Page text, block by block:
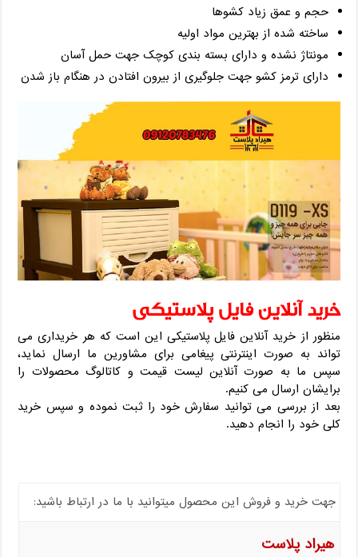
حجم و عمق زیاد کشوها
ساخته شده از بهترین مواد اولیه
مونتاژ نشده و دارای بسته بندی کوچک جهت حمل آسان
دارای ترمز کشو جهت جلوگیری از بیرون افتادن در هنگام باز شدن
خرید آنلاین فایل پلاستیکی
منظور از خرید آنلاین فایل پلاستیکی این است که هر خریداری می
تواند به صورت اینترنتی پیغامی برای مشاورین ما ارسال نماید،
سپس ما به صورت آنلاین لیست قیمت و کاتالوگ محصولات را
برایشان ارسال می کنیم.
بعد از بررسی می توانید سفارش خود را ثبت نموده و سپس خرید
کلی خود را انجام دهید.
جهت خرید و فروش این محصول میتوانید با ما در ارتباط باشید:
هیراد پلاست